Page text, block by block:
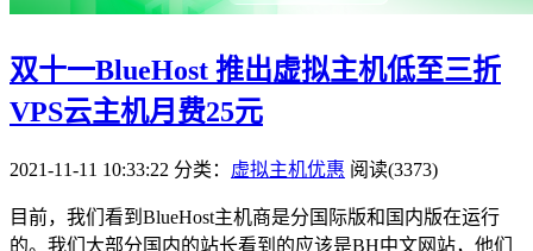
双十一BlueHost 推出虚拟主机低至三折
VPS云主机月费25元
2021-11-11 10:33:22 分类： 虚拟主机优惠 阅读(3373)
目前，我们看到BlueHost主机商是分国际版和国内版在运行
的。我们大部分国内的站长看到的应该是BH中文网站，他们